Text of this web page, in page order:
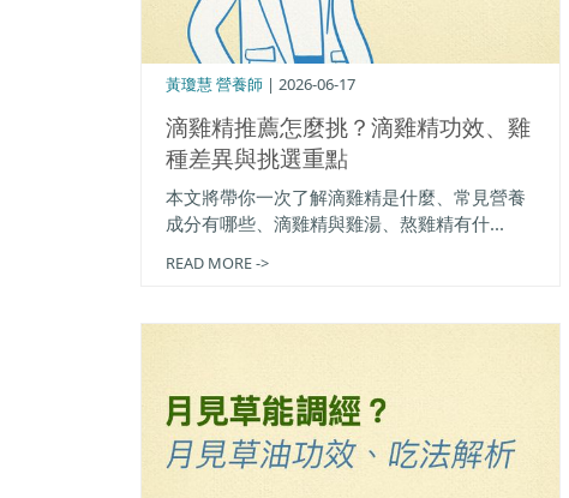
滴雞精推薦怎麼挑？滴雞精功效、雞
種差異與挑選重點
黃瓊慧 營養師 | 2026-06-17
本文將帶你一次了解滴雞精是什麼、常見營養
成分有哪些、滴雞精與雞湯、熬雞精有什...
READ MORE ->